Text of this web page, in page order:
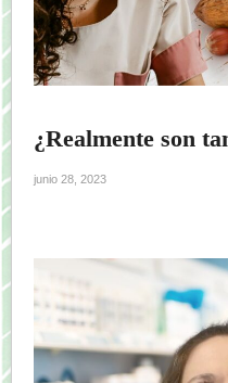
¿Realmente son
junio 28, 2023